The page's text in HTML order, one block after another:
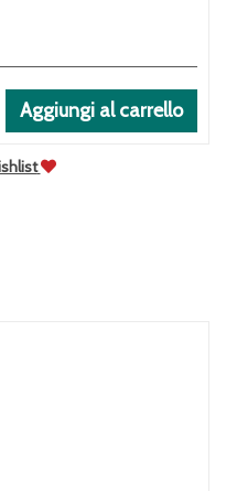
Aggiungi al carrello